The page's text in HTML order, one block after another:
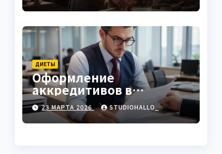
ДИЕТЫ
Оформление
аккредитивов в
международной
торговле
23 МАРТА 2026 STUDIOHALLO_